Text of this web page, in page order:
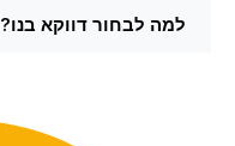
למה לבחור דווקא בנו?